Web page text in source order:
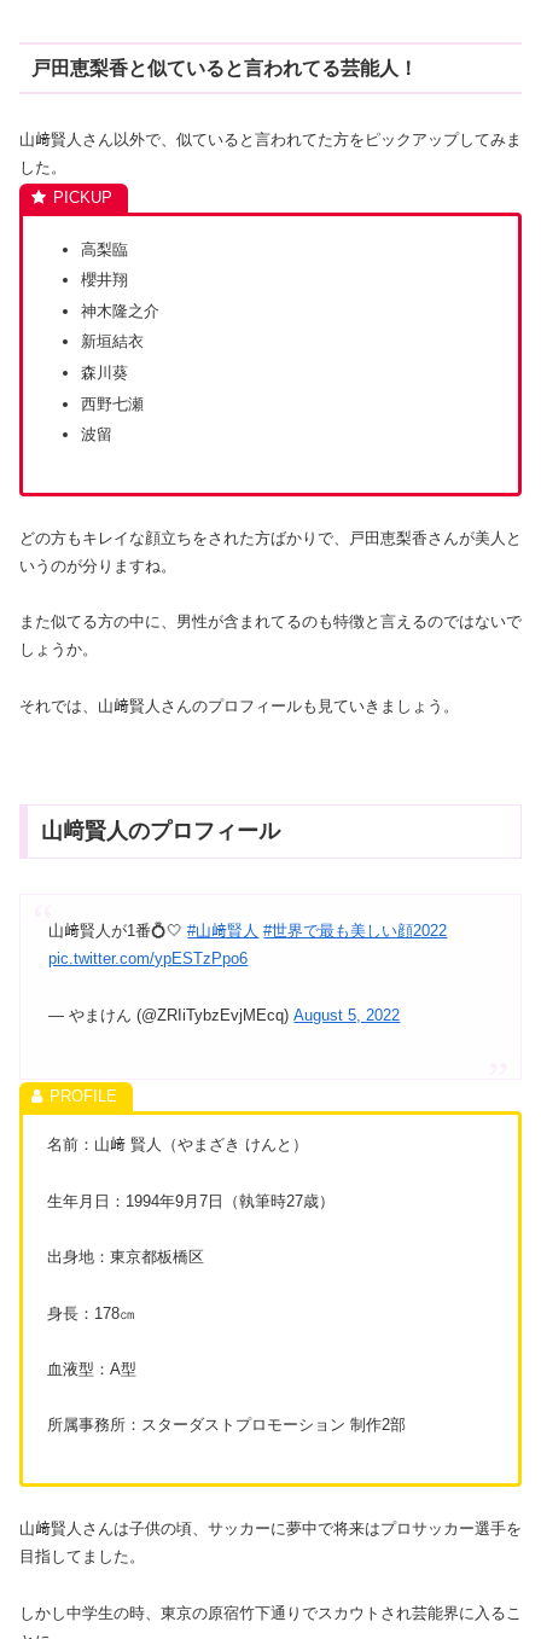
戸田恵梨香と似ていると言われてる芸能人！
山﨑賢人さん以外で、似ていると言われてた方をピックアップしてみま
した。
高梨臨
櫻井翔
神木隆之介
新垣結衣
森川葵
西野七瀬
波留
どの方もキレイな顔立ちをされた方ばかりで、戸田恵梨香さんが美人と
いうのが分りますね。
また似てる方の中に、男性が含まれてるのも特徴と言えるのではないで
しょうか。
それでは、山﨑賢人さんのプロフィールも見ていきましょう。
山﨑賢人のプロフィール
山﨑賢人が1番💍🤍#山﨑賢人 #世界で最も美しい顔2022
pic.twitter.com/ypESTzPpo6
— やまけん (@ZRIiTybzEvjMEcq)August 5, 2022
名前：山﨑 賢人（やまざき けんと）
生年月日：1994年9月7日（執筆時27歳）
出身地：東京都板橋区
身長：178㎝
血液型：A型
所属事務所：スターダストプロモーション 制作2部
山﨑賢人さんは子供の頃、サッカーに夢中で将来はプロサッカー選手を
目指してました。
しかし中学生の時、東京の原宿竹下通りでスカウトされ芸能界に入るこ